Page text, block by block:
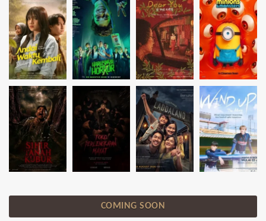
COMING SOON